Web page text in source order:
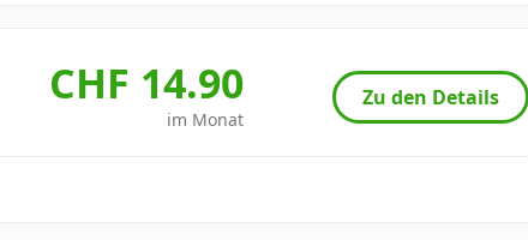
CHF 14.90
im Monat
Zu den Details